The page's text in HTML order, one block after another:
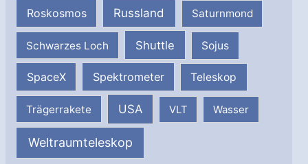
Roskosmos Russland Saturnmond
Schwarzes Loch Shuttle Sojus
SpaceX Spektrometer Teleskop
Trägerrakete USA VLT Wasser
Weltraumteleskop